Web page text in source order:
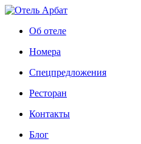
Об отеле
Номера
Спецпредложения
Ресторан
Контакты
Блог